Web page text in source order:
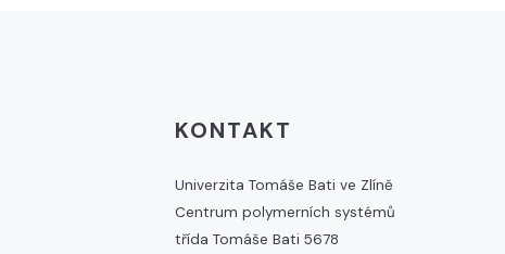
KONTAKT
Univerzita Tomáše Bati ve Zlíně
Centrum polymerních systémů
třída Tomáše Bati 5678